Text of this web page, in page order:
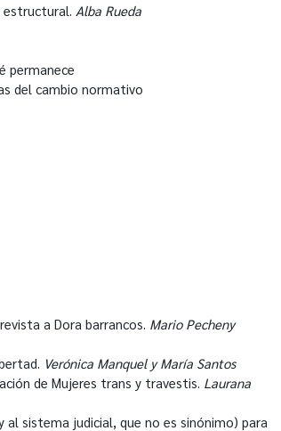
Alba Rueda
permanece
del cambio normativo
a Dora barrancos. Mario Pecheny
Verónica Manquel y María Santos
de Mujeres trans y travestis. Laurana
sistema judicial, que no es sinónimo) para